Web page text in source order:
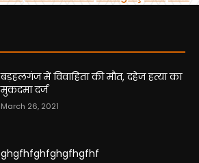
बड़हलगंज में विवाहिता की मौत, दहेज हत्या का
मुकदमा दर्ज
March 26, 2021
ghgfhfghfghgfhgfhf